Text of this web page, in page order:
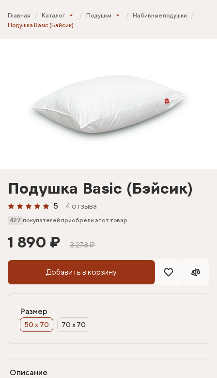
Главная Каталог Подушки
Набивные подушки
Подушка Basic (Бэйсик)
Подушка Basic (Бэйсик)
5 4 отзыва
427 покупателей приобрели этот товар
1 890 ₽ 3 278 ₽
Добавить в корзину
Размер
50 х 70 70 х 70
Описание